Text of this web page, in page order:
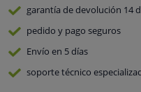
garantía de devolución 14
pedido y pago seguros
Envío en 5 días
soporte técnico